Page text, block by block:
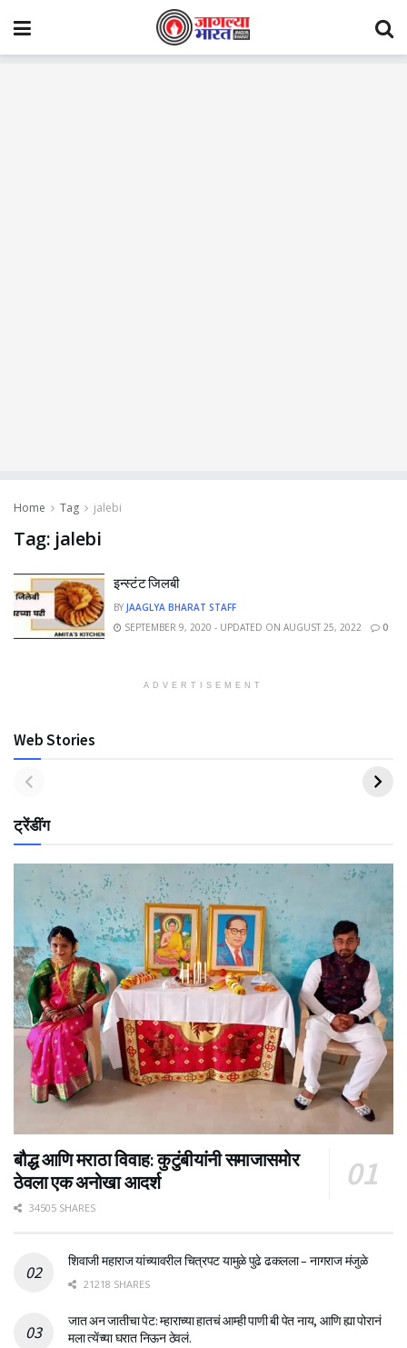
Home Tag jalebi
Tag: jalebi
इन्स्टंट जिलबी
BY JAAGLYA BHARAT STAFF
SEPTEMBER 9, 2020 - UPDATED ON AUGUST 25, 2022
0
ADVERTISEMENT
Web Stories
ट्रेंडींग
बौद्ध आणि मराठा विवाह: कुटुंबीयांनी समाजासमोर
ठेवला एक अनोखा आदर्श
34505 SHARES
शिवाजी महाराज यांच्यावरील चित्रपट यामुळे पुढे ढकलला – नागराज मंजुळे
21218 SHARES
जात अन जातीचा पेट: म्हाराच्या हातचं आम्ही पाणी बी पेत नाय, आणि ह्या पोरानं
मला त्येंच्या घरात निऊन ठेवलं.